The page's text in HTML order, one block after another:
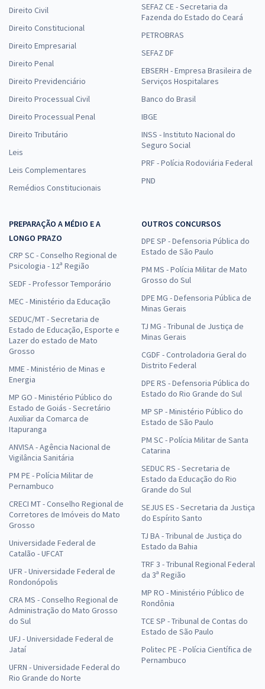
Direito Civil
Direito Constitucional
Direito Empresarial
Direito Penal
Direito Previdenciário
Direito Processual Civil
Direito Processual Penal
Direito Tributário
Leis
Leis Complementares
Remédios Constitucionais
SEFAZ CE - Secretaria da
Fazenda do Estado do Ceará
PETROBRAS
SEFAZ DF
EBSERH - Empresa Brasileira de
Serviços Hospitalares
Banco do Brasil
IBGE
INSS - Instituto Nacional do
Seguro Social
PRF - Polícia Rodoviária Federal
PND
PREPARAÇÃO A MÉDIO E A
LONGO PRAZO
CRP SC - Conselho Regional de
Psicologia - 12ª Região
SEDF - Professor Temporário
MEC - Ministério da Educação
SEDUC/MT - Secretaria de
Estado de Educação, Esporte e
Lazer do estado de Mato
Grosso
MME - Ministério de Minas e
Energia
MP GO - Ministério Público do
Estado de Goiás - Secretário
Auxiliar da Comarca de
Itapuranga
ANVISA - Agência Nacional de
Vigilância Sanitária
PM PE - Polícia Militar de
Pernambuco
CRECI MT - Conselho Regional de
Corretores de Imóveis do Mato
Grosso
Universidade Federal de
Catalão - UFCAT
UFR - Universidade Federal de
Rondonópolis
CRA MS - Conselho Regional de
Administração do Mato Grosso
do Sul
UFJ - Universidade Federal de
Jataí
UFRN - Universidade Federal do
Rio Grande do Norte
OUTROS CONCURSOS
DPE SP - Defensoria Pública do
Estado de São Paulo
PM MS - Polícia Militar de Mato
Grosso do Sul
DPE MG - Defensoria Pública de
Minas Gerais
TJ MG - Tribunal de Justiça de
Minas Gerais
CGDF - Controladoria Geral do
Distrito Federal
DPE RS - Defensoria Pública do
Estado do Rio Grande do Sul
MP SP - Ministério Público do
Estado de São Paulo
PM SC - Polícia Militar de Santa
Catarina
SEDUC RS - Secretaria de
Estado da Educação do Rio
Grande do Sul
SEJUS ES - Secretaria da Justiça
do Espírito Santo
TJ BA - Tribunal de Justiça do
Estado da Bahia
TRF 3 - Tribunal Regional Federal
da 3ª Região
MP RO - Ministério Público de
Rondônia
TCE SP - Tribunal de Contas do
Estado de São Paulo
Politec PE - Polícia Científica de
Pernambuco